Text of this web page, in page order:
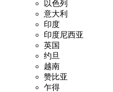
以色列
意大利
印度
印度尼西亚
英国
约旦
越南
赞比亚
乍得